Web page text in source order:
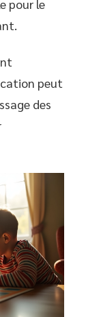
pour le
peut
des